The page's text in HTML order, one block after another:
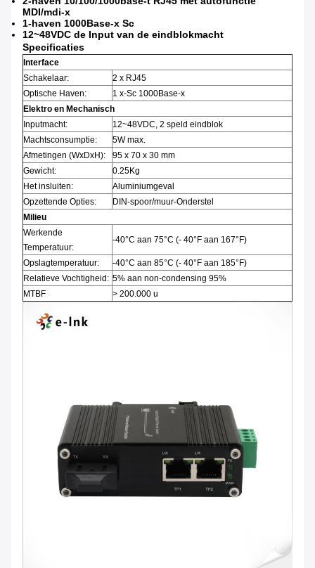
MDI/mdi-x
1-haven 1000Base-x Sc
12~48VDC de Input van de eindblokmacht
Specificaties
Interface
Schakelaar:
2 x RJ45
Optische Haven:
1 x-Sc 1000Base-x
Elektro en Mechanisch
Inputmacht:
12~48VDC, 2 speld eindblok
Machtsconsumptie:
5W max.
Afmetingen (WxDxH):
95 x 70 x 30 mm
Gewicht:
0.25Kg
Het insluiten:
Aluminiumgeval
Opzettende Opties:
DIN-spoor/muur-Onderstel
Milieu
Werkende
Temperatuur:
-40°C aan 75°C (- 40°F aan 167°F)
Opslagtemperatuur:
-40°C aan 85°C (- 40°F aan 185°F)
Relatieve Vochtigheid: 5% aan non-condensing 95%
MTBF
> 200.000 u